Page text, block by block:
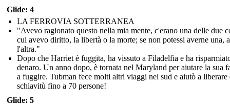
Glide: 4
LA FERROVIA SOTTERRANEA
"Avevo ragionato questo nella mia mente, c'erano una delle due
cui avevo diritto, la libertà o la morte; se non potessi averne una,
l'altra."
Dopo che Harriet è fuggita, ha vissuto a Filadelfia e ha
denaro. Un anno dopo, è tornata nel Maryland per aiutare la sua
a fuggire. Tubman fece molti altri viaggi nel sud e aiutò a liberare
schiavitù fino a 70 persone!
Glide: 5